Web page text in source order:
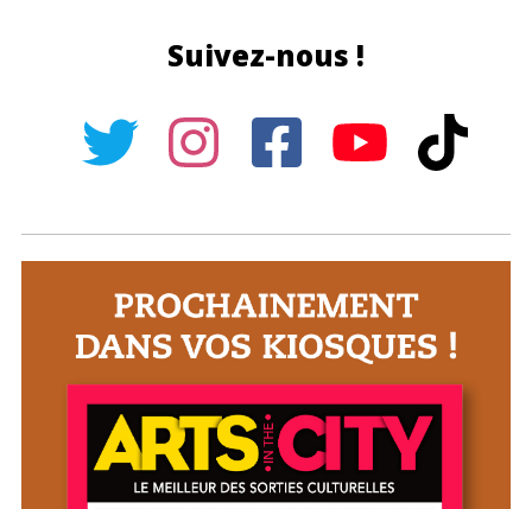
Suivez-nous !